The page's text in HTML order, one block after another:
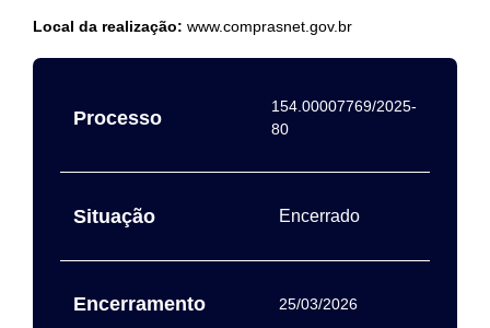
Local da realização: www.comprasnet.gov.br
Processo
154.00007769/2025-
80
Situação Encerrado
Encerramento 25/03/2026